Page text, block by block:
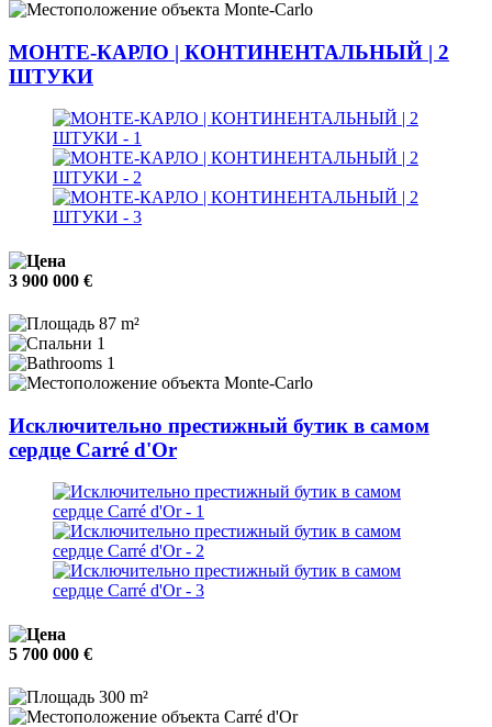
Monte-Carlo
МОНТЕ-КАРЛО | КОНТИНЕНТАЛЬНЫЙ | 2
ШТУКИ
3 900 000 €
87 m²
1
1
Monte-Carlo
Исключительно престижный бутик в самом
сердце Carré d'Or
5 700 000 €
300 m²
Carré d'Or